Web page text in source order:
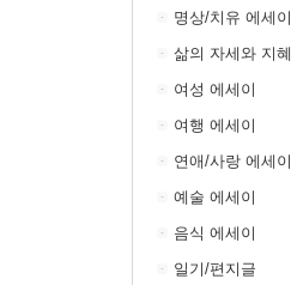
명상/치유 에세이
삶의 자세와 지혜
여성 에세이
여행 에세이
연애/사랑 에세이
예술 에세이
음식 에세이
일기/편지글